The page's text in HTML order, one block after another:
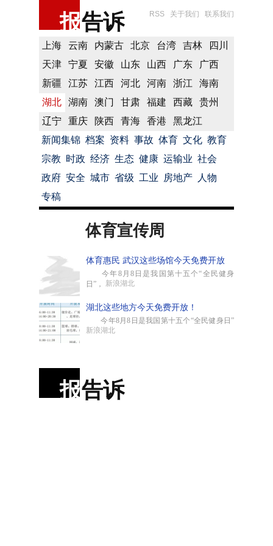
报告诉 RSS 关于我们 联系我们
上海 云南 内蒙古 北京 台湾 吉林
四川
天津
宁夏 安徽 山东 山西 广东
广西
新疆
江苏 江西 河北 河南 浙江
海南
湖北
湖南 澳门 甘肃 福建 西藏
贵州
辽宁
重庆 陕西 青海 香港
黑龙江
新闻集锦 档案 资料 事故 体育 文化 教育
宗教 时政 经济 生态 健康 运输业 社会
政府 安全 城市 省级 工业 房地产
人物
专稿
体育宣传周
体育惠民 武汉这些场馆今天免费开放
今年8月8日是我国第十五个“全民健身
日”， 新浪湖北
湖北这些地方今天免费开放！
今年8月8日是我国第十五个“全民健身日”
新浪湖北
报告诉